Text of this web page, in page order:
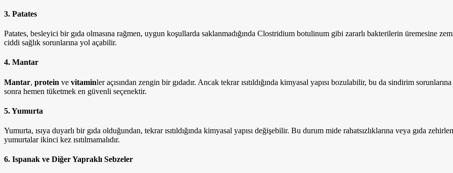
3. Patates
Patates, besleyici bir gıda olmasına rağmen, uygun koşullarda saklanmadığında Clostridium botulinum gibi zararlı bakterilerin üremesine
ciddi sağlık sorunlarına yol açabilir.
4. Mantar
Mantar, protein ve vitaminler açısından zengin bir gıdadır. Ancak tekrar ısıtıldığında kimyasal yapısı bozulabilir, bu da sindirim
sonra hemen tüketmek en güvenli seçenektir.
5. Yumurta
Yumurta, ısıya duyarlı bir gıda olduğundan, tekrar ısıtıldığında kimyasal yapısı değişebilir. Bu durum mide rahatsızlıklarına veya gıda
yumurtalar ikinci kez ısıtılmamalıdır.
6. Ispanak ve Diğer Yapraklı Sebzeler